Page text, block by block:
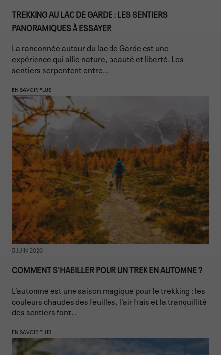
TREKKING AU LAC DE GARDE : LES SENTIERS
PANORAMIQUES À ESSAYER
La randonnée autour du lac de Garde est une
expérience qui allie nature, beauté et liberté. Les
sentiers serpentent entre...
EN SAVOIR PLUS
5 JUIN 2026
COMMENT S'HABILLER POUR UN TREK EN AUTOMNE ?
L’automne est une saison magique pour le trekking : les
couleurs chaudes des feuilles, l’air frais et la tranquillité
des sentiers font...
EN SAVOIR PLUS